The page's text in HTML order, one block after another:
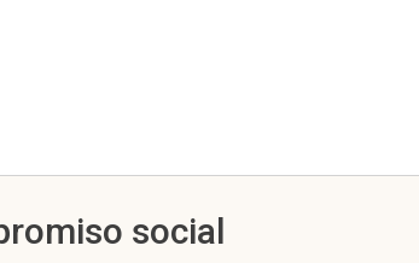
social